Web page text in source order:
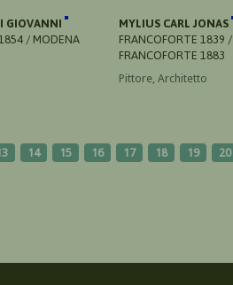
GIOVANNI
/ MODENA
MYLIUS CARL JONAS
FRANCOFORTE 1839 /
FRANCOFORTE 1883
Pittore, Architetto
14 15 16 17 18 19 20